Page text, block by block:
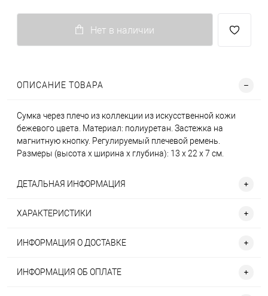
Нет в наличии
ОПИСАНИЕ ТОВАРА
Сумка через плечо из коллекции из искусственной кожи
бежевого цвета. Материал: полиуретан. Застежка на
магнитную кнопку. Регулируемый плечевой ремень.
Размеры (высота х ширина х глубина): 13 х 22 х 7 см.
ДЕТАЛЬНАЯ ИНФОРМАЦИЯ
ХАРАКТЕРИСТИКИ
ИНФОРМАЦИЯ О ДОСТАВКЕ
ИНФОРМАЦИЯ ОБ ОПЛАТЕ